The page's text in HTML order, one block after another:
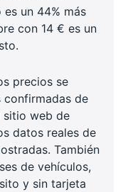
un 44% más
con 14 € es un
precios se
confirmadas de
sitio web de
datos reales de
También
de vehículos,
y sin tarjeta